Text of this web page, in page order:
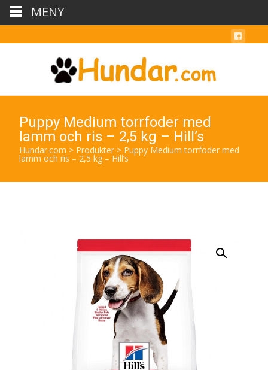
Puppy Medium torrfoder med
lamm och ris – 2,5 kg – Hill’s
Hundar.com > Produkter > Puppy Medium torrfoder med
lamm och ris – 2,5 kg – Hill’s
MENY